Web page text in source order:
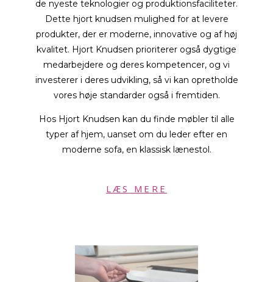
de nyeste teknologier og produktionsfaciliteter.
Dette hjort knudsen mulighed for at levere
produkter, der er moderne, innovative og af høj
kvalitet. Hjort Knudsen prioriterer også dygtige
medarbejdere og deres kompetencer, og vi
investerer i deres udvikling, så vi kan opretholde
vores høje standarder også i fremtiden.
Hos Hjort Knudsen kan du finde møbler til alle
typer af hjem, uanset om du leder efter en
moderne sofa, en klassisk lænestol.
LÆS MERE